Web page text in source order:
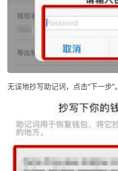
无误地抄写助记词，点击“下一步”。